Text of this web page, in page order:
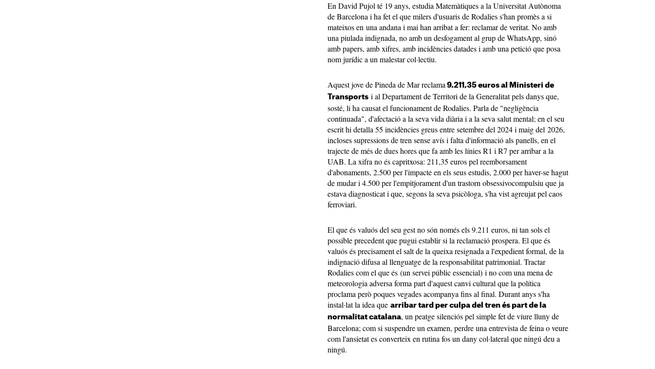
En David Pujol té 19 anys, estudia Matemàtiques a la Universitat Autònoma
de Barcelona i ha fet el que milers d'usuaris de Rodalies s'han promès a si
mateixos en una andana i mai han arribat a fer: reclamar de veritat. No amb
una piulada indignada, no amb un desfogament al grup de WhatsApp, sinó
amb papers, amb xifres, amb incidències datades i amb una petició que posa
nom jurídic a un malestar col·lectiu.
Aquest jove de Pineda de Mar reclama 9.211,35 euros al Ministeri de
Transports i al Departament de Territori de la Generalitat pels danys que,
sosté, li ha causat el funcionament de Rodalies. Parla de "negligència
continuada", d'afectació a la seva vida diària i a la seva salut mental; en el seu
escrit hi detalla 55 incidències greus entre setembre del 2024 i maig del 2026,
incloses supressions de tren sense avís i falta d'informació als panells, en el
trajecte de més de dues hores que fa amb les línies R1 i R7 per arribar a la
UAB. La xifra no és capritxosa: 211,35 euros pel reemborsament
d'abonaments, 2.500 per l'impacte en els seus estudis, 2.000 per haver-se hagut
de mudar i 4.500 per l'empitjorament d'un trastorn obsessivocompulsiu que ja
estava diagnosticat i que, segons la seva psicòloga, s'ha vist agreujat pel caos
ferroviari.
El que és valuós del seu gest no són només els 9.211 euros, ni tan sols el
possible precedent que pugui establir si la reclamació prospera. El que és
valuós és precisament el salt de la queixa resignada a l'expedient formal, de la
indignació difusa al llenguatge de la responsabilitat patrimonial. Tractar
Rodalies com el que és (un servei públic essencial) i no com una mena de
meteorologia adversa forma part d'aquest canvi cultural que la política
proclama però poques vegades acompanya fins al final. Durant anys s'ha
instal·lat la idea que arribar tard per culpa del tren és part de la
normalitat catalana, un peatge silenciós pel simple fet de viure lluny de
Barcelona; com si suspendre un examen, perdre una entrevista de feina o veure
com l'ansietat es converteix en rutina fos un dany col·lateral que ningú deu a
ningú.